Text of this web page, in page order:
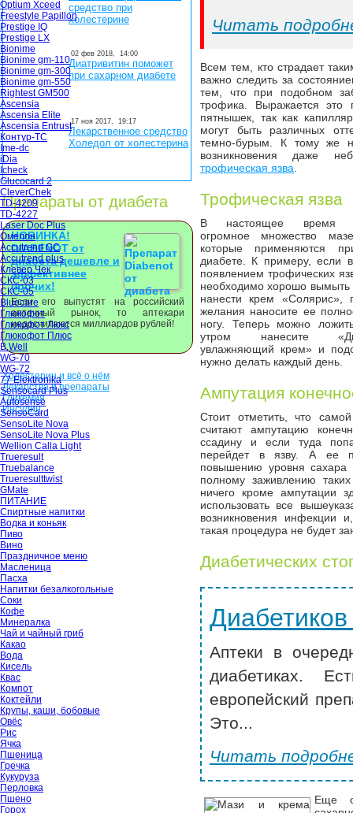
Optium Xceed
Freestyle Papillon
Prestige IQ
Prestige LX
Bionime
Bionime gm-110
Bionime gm-300
Bionime gm-550
Rightest GM500
Ascensia
Ascensia Elite
Ascensia Entrust
Контур-ТС
Ime-dc
iDia
Icheck
Glucocard 2
CleverChek
TD-4209
TD-4227
Laser Doc Plus
Омелон
Accutrend GC
Accutrend plus
Клевер Чек
СКС-03
СКС-05
Bluecare
Глюкофот
Глюкофот Люкс
Глюкофот Плюс
B.Well
WG-70
WG-72
77 Elektronika
Sensocard Plus
Autosense
SensoCard
SensoLite Nova
SensoLite Nova Plus
Wellion Calla Light
Trueresult
Truebalance
Trueresulttwist
GMate
ПИТАНИЕ
Спиртные напитки
Водка и коньяк
Пиво
Вино
Праздничное меню
Масленица
Пасха
Напитки безалкогольные
Соки
Кофе
Минералка
Чай и чайный гриб
Какао
Вода
Кисель
Квас
Компот
Коктейли
Крупы, каши, бобовые
Овёс
Рис
Ячка
Пшеница
Гречка
Кукуруза
Перловка
Пшено
Горох
средство при
холестерине
02 фев 2018, 14:00
Диатривитин поможет
при сахарном диабете
17 ноя 2017, 19:17
Лекарственное средство
Холедол от холестерина
Препараты от диабета
НОВИНКА!
DIABENOT от
диабета дешевле и
эффективнее
прочих!
Если его выпустят на российский
аптечный рынок, то аптекари
недосчитаются миллиардов рублей!
Холестерин и всё о нём
Лекарства и препараты
Гликемия
Инсулин
Читать
Всем тем, кто страдает
важно следить за
тем, что при подобном
трофика. Выражается это
пятнышек, так как
могут быть различных
темно-бурым. К тому же
возникновения даже
трофическая язва
Трофическая язва
В настоящее время
огромное множество
которые применяются
диабете. К примеру, если
появлением трофических
необходимо хорошо вымыть
нанести крем «Солярис»,
желания наносите ее
ногу. Теперь можно
утром нанесите
увлажняющий крем» и
нужно делать каждый день.
Ампутация
Стоит отметить, что
считают ампутацию
ссадину и если туда
перейдет в язву. А ее
повышению уровня
полному заживлению
ничего кроме ампутации
использовать все
возникновения инфекции
такая процедура не будет
Диабетических
Аптеки в
диабетиках.
европейский
Это...
Читать
Еще